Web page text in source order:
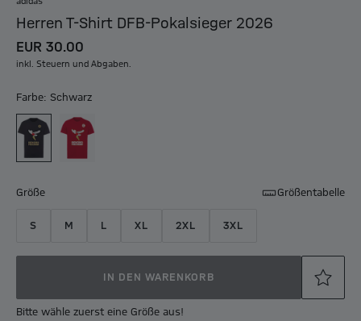
Herren T-Shirt DFB-Pokalsieger 2026
EUR 30.00
inkl. Steuern und Abgaben.
Farbe: Schwarz
Größe Größentabelle
S M L XL 2XL 3XL
IN DEN WARENKORB
Bitte wähle zuerst eine Größe aus!